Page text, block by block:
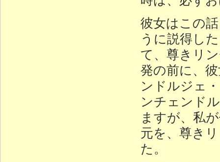
彼女はこの
うに説得し
て、尊きリ
発の前に、
ンドルジェ
ンチェンド
ますが、私
元を、尊き
た。